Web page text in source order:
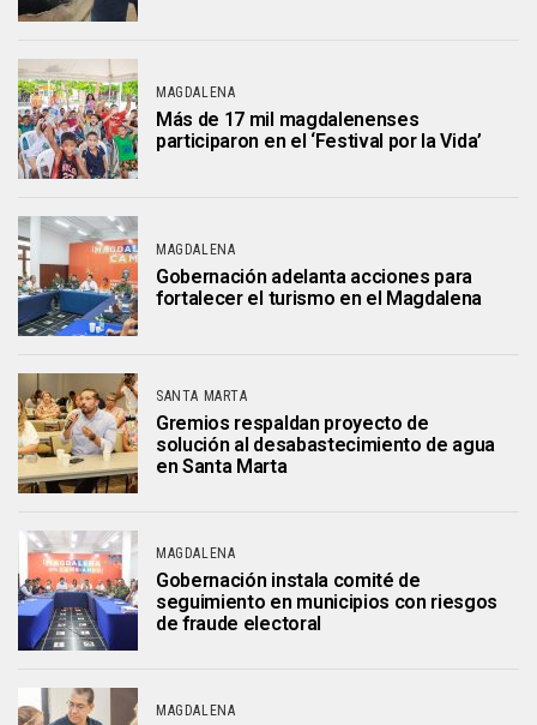
MAGDALENA
Más de 17 mil magdalenenses
participaron en el ‘Festival por la Vida’
MAGDALENA
Gobernación adelanta acciones para
fortalecer el turismo en el Magdalena
SANTA MARTA
Gremios respaldan proyecto de
solución al desabastecimiento de agua
en Santa Marta
MAGDALENA
Gobernación instala comité de
seguimiento en municipios con riesgos
de fraude electoral
MAGDALENA